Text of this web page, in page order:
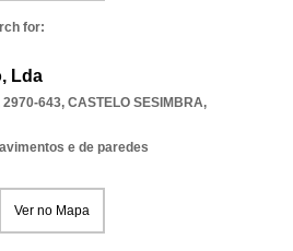
for:
Lda
2970-643, CASTELO SESIMBRA,
e de paredes
Ver no Mapa